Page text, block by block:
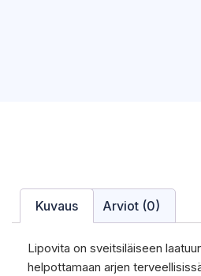
Kuvaus Arviot (0)
Lipovita on sveitsiläiseen
helpottamaan arjen